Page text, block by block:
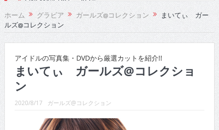
CINEMA×STYLE 291号
CINEMA×STYLE 290号
CINEMA×STYLE 288号
CINEMA×STYLE 287号
CINEMA×STYLE 286号
CINEMA×STYLE 285号
ホーム グラビア ガールズ@コレクション
まいてぃ ガー
ルズ@コレクション
アイドルの写真集・DVDから厳選カットを紹介!!
まいてぃ ガールズ@コレクショ
ン
2020/8/17 ガールズ@コレクション